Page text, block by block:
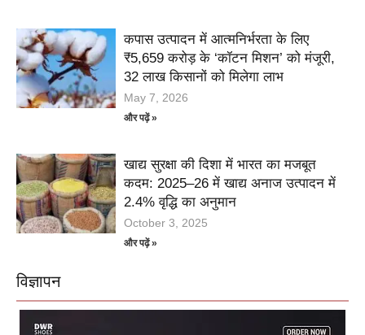
कपास उत्पादन में आत्मनिर्भरता के लिए
₹5,659 करोड़ के ‘कॉटन मिशन’ को मंजूरी,
32 लाख किसानों को मिलेगा लाभ
May 7, 2026
और पढ़ें »
खाद्य सुरक्षा की दिशा में भारत का मजबूत
कदम: 2025–26 में खाद्य अनाज उत्पादन में
2.4% वृद्धि का अनुमान
October 3, 2025
और पढ़ें »
विज्ञापन